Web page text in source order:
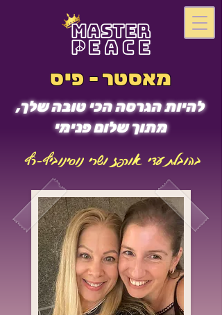
מאסטר - פיס
להיות הגרסה הכי טובה שלך,
מתוך שלום פנימי
בהובלת עדי אורפז ושרי נוסינוביץ-רץ